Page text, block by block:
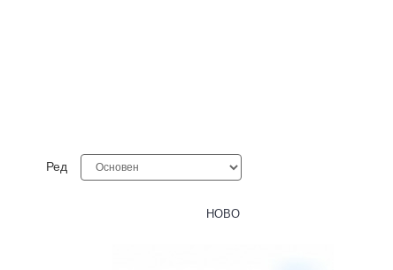
Ред
НОВО